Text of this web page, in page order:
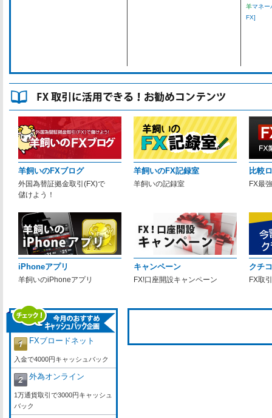
羊マネー
FX]
羊飼いのFXブログ
外国為替証拠金取引(FX)で
儲けよう！
羊飼いのFX記録室
羊飼いの記録室
比較
FX最
iPhoneアプリ
羊飼いのiPhoneアプリ
キャンペーン
FX!口座開設キャンペーン
クチ
FX取
FXブロードネット
入金で4000円キャッシュバック
外為オンライン
1万通貨取引で3000円キャッシュ
バック